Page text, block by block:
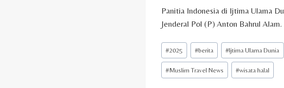
Panitia Indonesia di Ijtima Ulama
Jenderal Pol (P) Anton Bahrul Alam.
Post
Tags:
#2025 #berita #Ijtima Ulama Dunia
#Muslim Travel News #wisata halal